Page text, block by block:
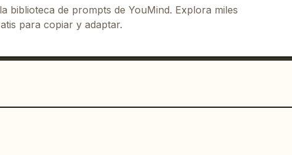
biblioteca de prompts de YouMind. Explora miles
para copiar y adaptar.